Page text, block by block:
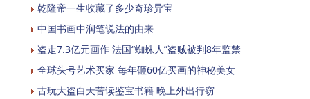
乾隆帝一生收藏了多少奇珍异宝
中国书画中润笔说法的由来
盗走7.3亿元画作 法国“蜘蛛人”盗贼被判8年监禁
全球头号艺术买家 每年砸60亿买画的神秘美女
古玩大盗白天苦读鉴宝书籍 晚上外出行窃